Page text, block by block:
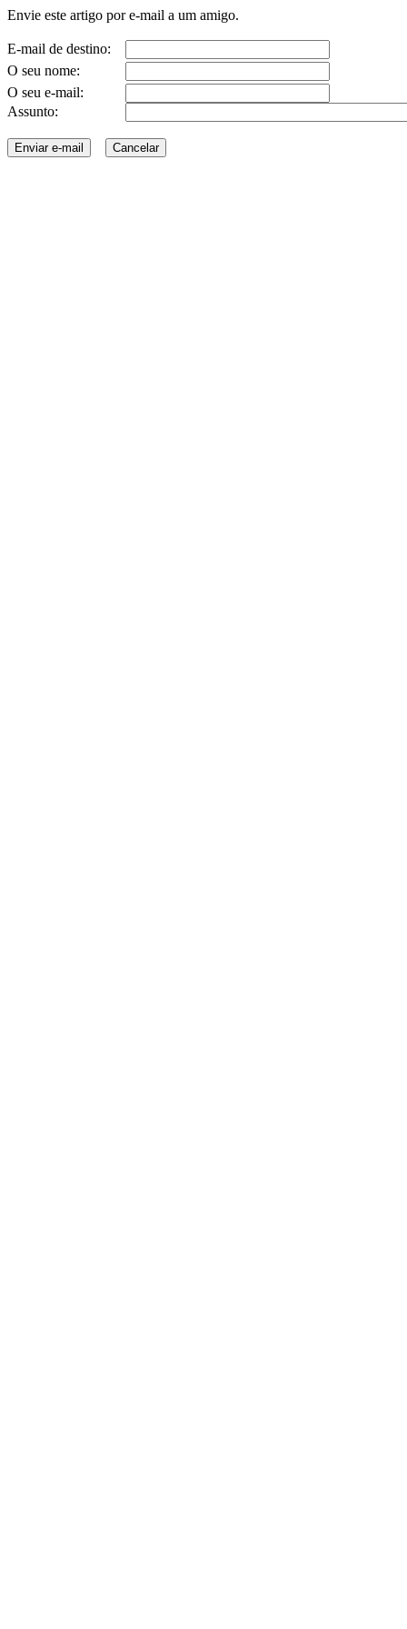
Envie este artigo por e-mail a um amigo.
E-mail de destino:
O seu nome:
O seu e-mail:
Assunto: